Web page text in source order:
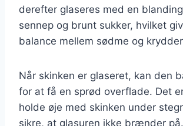
derefter glaseres med en
sennep og brunt sukker, hvilket
balance mellem sødme og
Når skinken er glaseret, kan den
for at få en sprød overflade. Det
holde øje med skinken under
sikre, at glasuren ikke brænder